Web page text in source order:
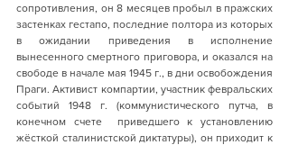
сопротивления, он 8 месяцев пробыл в пражских
застенках гестапо, последние полтора из которых
в ожидании приведения в исполнение
вынесенного смертного приговора, и оказался на
свободе в начале мая 1945 г., в дни освобождения
Праги. Активист компартии, участник февральских
событий 1948 г. (коммунистического путча, в
конечном счете  приведшего к установлению
жёсткой сталинистской диктатуры), он приходит к